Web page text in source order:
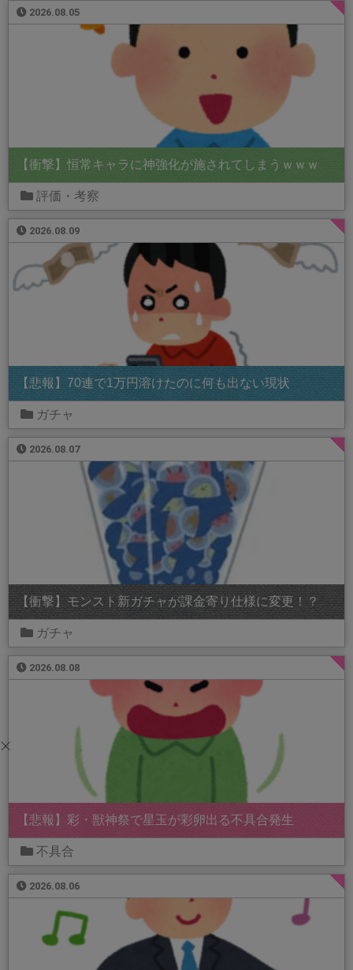
2026.08.05
【衝撃】恒常キャラに神強化が施されてしまうｗｗｗ
評価・考察
2026.08.09
【悲報】70連で1万円溶けたのに何も出ない現状
ガチャ
2026.08.07
【衝撃】モンスト新ガチャが課金寄り仕様に変更！？
ガチャ
2026.08.08
【悲報】彩・獣神祭で星玉が彩卵出る不具合発生
不具合
2026.08.06